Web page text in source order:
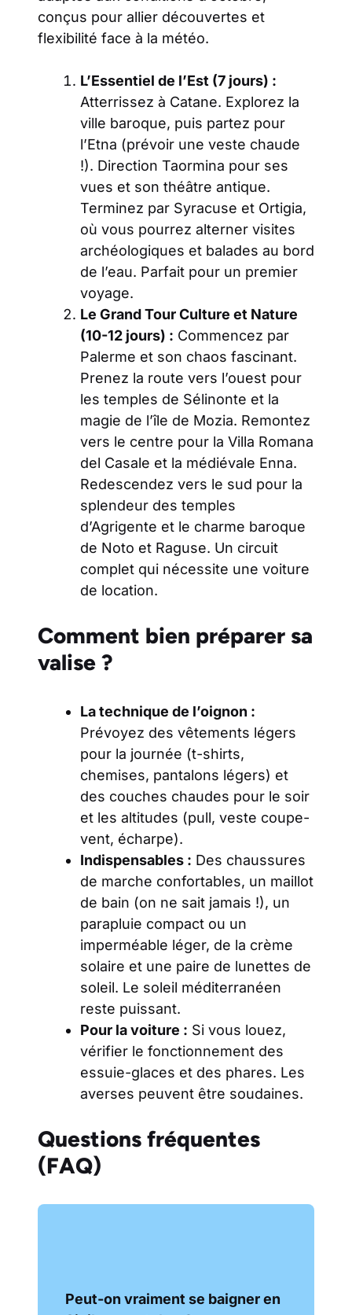
conçus pour allier découvertes et
flexibilité face à la météo.
L’Essentiel de l’Est (7 jours) :
Atterrissez à Catane. Explorez la
ville baroque, puis partez pour
l’Etna (prévoir une veste chaude
!). Direction Taormina pour ses
vues et son théâtre antique.
Terminez par Syracuse et Ortigia,
où vous pourrez alterner visites
archéologiques et balades au bord
de l’eau. Parfait pour un premier
voyage.
Le Grand Tour Culture et Nature
(10-12 jours) : Commencez par
Palerme et son chaos fascinant.
Prenez la route vers l’ouest pour
les temples de Sélinonte et la
magie de l’île de Mozia. Remontez
vers le centre pour la Villa Romana
del Casale et la médiévale Enna.
Redescendez vers le sud pour la
splendeur des temples
d’Agrigente et le charme baroque
de Noto et Raguse. Un circuit
complet qui nécessite une voiture
de location.
Comment bien préparer sa
valise ?
La technique de l’oignon :
Prévoyez des vêtements légers
pour la journée (t-shirts,
chemises, pantalons légers) et
des couches chaudes pour le soir
et les altitudes (pull, veste coupe-
vent, écharpe).
Indispensables : Des chaussures
de marche confortables, un maillot
de bain (on ne sait jamais !), un
parapluie compact ou un
imperméable léger, de la crème
solaire et une paire de lunettes de
soleil. Le soleil méditerranéen
reste puissant.
Pour la voiture : Si vous louez,
vérifier le fonctionnement des
essuie-glaces et des phares. Les
averses peuvent être soudaines.
Questions fréquentes
(FAQ)
Peut-on vraiment se baigner en